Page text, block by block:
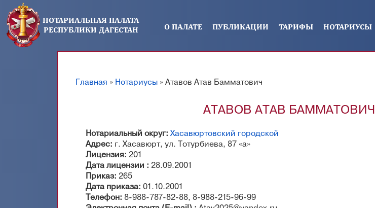
Перейти к основному содержанию
НОТАРИАЛЬНАЯ ПАЛАТА
РЕСПУБЛИКИ ДАГЕСТАН
О ПАЛАТЕ ПУБЛИКАЦИИ ТАРИФЫ НОТАРИУСЫ
Главная » Нотариусы » Атавов Атав Бамматович
АТАВОВ АТАВ БАММАТОВИЧ
Нотариальный округ: Хасавюртовский городской
Адрес: г. Хасавюрт, ул. Тотурбиева, 87 «а»
Лицензия: 201
Дата лицензии : 28.09.2001
Приказ: 265
Дата приказа: 01.10.2001
Телефон: 8-988-787-82-88, 8-988-215-96-99